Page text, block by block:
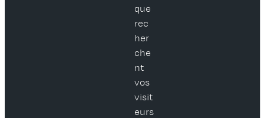
que
rec
her
che
nt
vos
visit
eurs